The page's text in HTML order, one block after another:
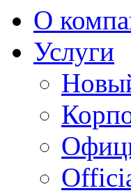
О
Услуги